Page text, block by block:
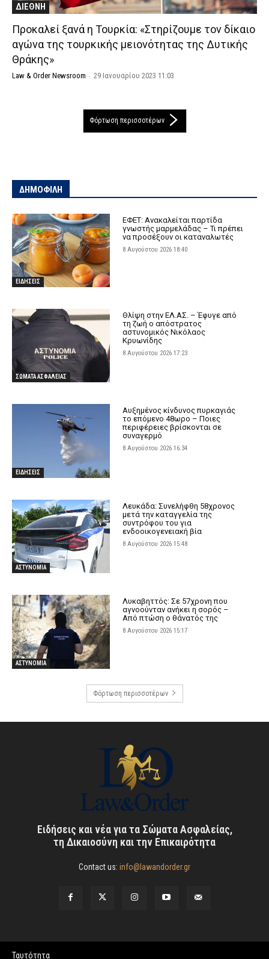
ΔΙΕΘΝΗ
Προκαλεί ξανά η Τουρκία: «Στηρίζουμε τον δίκαιο
αγώνα της τουρκικής μειονότητας της Δυτικής
Θράκης»
Law & Order Newsroom - 29 Ιανουαρίου 2023 11:03
Φόρτωση περισσοτέρων
ΔΗΜΟΦΙΛΗ
ΕΙΔΗΣΕΙΣ
ΕΦΕΤ: Ανακαλείται παρτίδα
γνωστής μαρμελάδας – Τι πρέπει
να προσέξουν οι καταναλωτές
8 Αυγούστου 2026 18:40
ΣΩΜΑΤΑ ΑΣΦΑΛΕΙΑΣ
Θλίψη στην ΕΛ.ΑΣ. – Έφυγε από
τη ζωή ο απόστρατος
αστυνομικός Νικόλαος
Κρυωνίδης
8 Αυγούστου 2026 17:23
ΕΙΔΗΣΕΙΣ
Αυξημένος κίνδυνος πυρκαγιάς
το επόμενο 48ωρο – Ποιες
περιφέρειες βρίσκονται σε
συναγερμό
8 Αυγούστου 2026 16:34
ΑΣΤΥΝΟΜΙΑ
Λευκάδα: Συνελήφθη 58χρονος
μετά την καταγγελία της
συντρόφου του για
ενδοοικογενειακή βία
8 Αυγούστου 2026 15:48
ΑΣΤΥΝΟΜΙΑ
Λυκαβηττός: Σε 57χρονη που
αγνοούνταν ανήκει η σορός –
Από πτώση ο θάνατός της
8 Αυγούστου 2026 15:17
Φόρτωση περισσοτέρων
Ειδήσεις και νέα για τα Σώματα Ασφαλείας,
τη Δικαιοσύνη και την Επικαιρότητα
Contact us: info@lawandorder.gr
Ταυτότητα